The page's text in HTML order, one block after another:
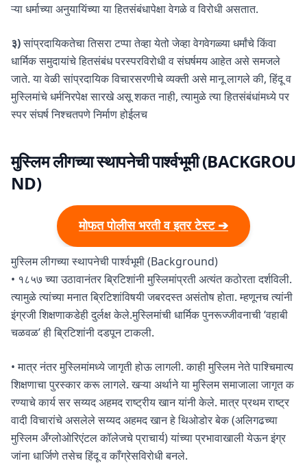
ऱ्या धर्माच्या अनुयायिंच्या या हितसंबंधापेक्षा वेगळे व विरोधी असतात.
३)सांप्रदायिकतेचा तिसरा टप्पा तेव्हा येतो जेव्हा वेगवेगळ्या धर्मांचे किंवा
धार्मिक समुदायांचे हितसंबंध परस्परविरोधी व संघर्षमय आहेत असे समजले
जाते. या वेळी सांप्रदायिक विचारसरणीचे व्यक्ती असे मानू लागले की, हिंदू व
मुस्लिमांचे धर्मनिरपेक्ष सारखे असू शकत नाही, त्यामुळे त्या हितसंबंधांमध्ये पर
स्पर संघर्ष निश्चतपणे निर्माण होईलच
मुस्लिम लीगच्या स्थापनेची पार्श्वभूमी (BACKGROU
ND)
मोफत पोलीस भरती व इतर टेस्ट ➔
मुस्लिम लीगच्या स्थापनेची पार्श्वभूमी (Background)
• १८५७ च्या उठावानंतर ब्रिटिशांनी मुस्लिमांप्रती अत्यंत कठोरता दर्शविली.
त्यामुळे त्यांच्या मनात ब्रिटिशांविषयी जबरदस्त असंतोष होता. म्हणूनच त्यांनी
इंग्रजी शिक्षणाकडेही दुर्लक्ष केले.मुस्लिमांची धार्मिक पुनरूज्जीवनाची ‘वहाबी
चळवळ’ ही ब्रिटिशांनी दडपून टाकली.
• मात्र नंतर मुस्लिमांमध्ये जागृती होऊ लागली. काही मुस्लिम नेते पाश्चिमात्य
शिक्षणाचा पुरस्कार करू लागले. खऱ्या अर्थाने या मुस्लिम समाजाला जागृत क
रण्याचे कार्य सर सय्यद अहमद राष्ट्रीय खान यांनी केले. मात्र प्रथम राष्ट्र
वादी विचारांचे असलेले सय्यद अहमद खान हे थिओडोर बेक (अलिगढच्या
मुस्लिम अँग्लोओरिएंटल कॉलेजचे प्राचार्य) यांच्या प्रभावाखाली येऊन इंग्र
जांना धार्जिणे तसेच हिंदू व काँग्रेसविरोधी बनले.